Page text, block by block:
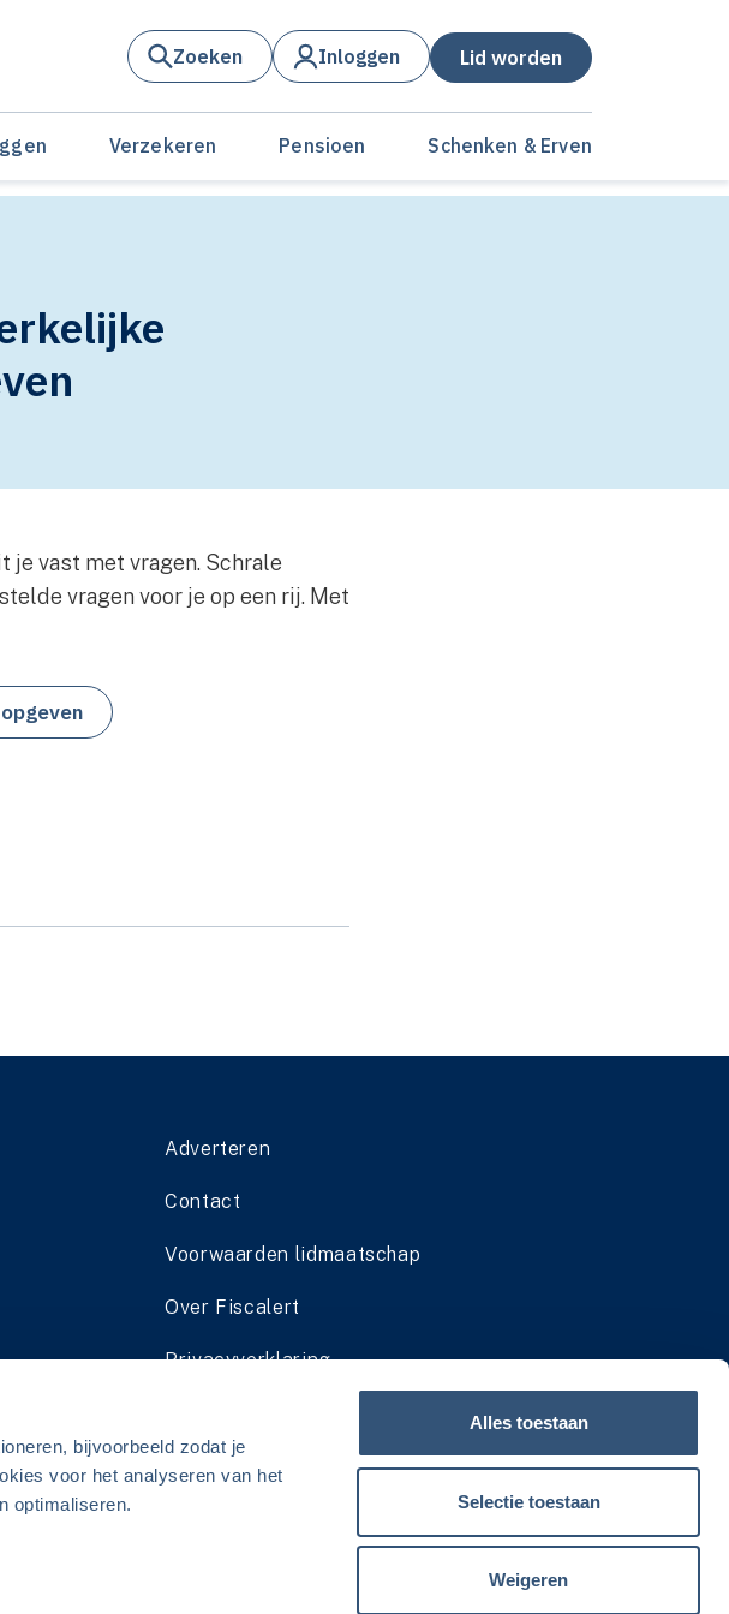
bijvoorbeeld zodat je
voor het analyseren van het
optimaliseren.
Alles toestaan
Selectie toestaan
Weigeren
Zoeken Inloggen Lid worden
Verzekeren Pensioen Schenken & Erven
je vast met vragen. Schrale
vragen voor je op een rij. Met
Adverteren
Contact
Voorwaarden lidmaatschap
Over Fiscalert
Privacyverklaring
Adviesservice zomersluiting